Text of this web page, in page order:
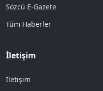
Sözcü E-Gazete
Tüm Haberler
İletişim
İletişim